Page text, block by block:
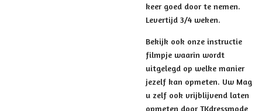
keer goed door te nemen.
Levertijd 3/4 weken.
Bekijk ook onze instructie
filmpje waarin wordt
uitgelegd op welke manier
jezelf kan opmeten. Uw Mag
u zelf ook vrijblijvend laten
opmeten door TKdressmode